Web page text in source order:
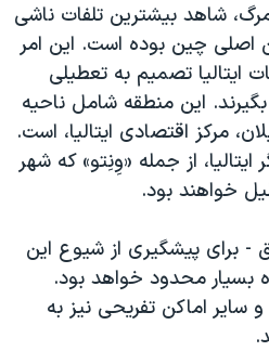
ایران
صلح
کشور با بیش از ۲۳۰ مرگ، شاهد بیشترین تلفات ناشی
سرزمین اصلی چین بوده است. این امر
تصمیم به تعطیلی
این منطقه شامل ناحیه
مرکز اقتصادی ایتالیا، است.
استان دیگر ایتالیا، از جمله «وِنِتو» که شهر
خواهند بود.
- برای پیشگیری از شیوع این
بسیار محدود خواهد بود.
سایر اماکن تفریحی نیز به